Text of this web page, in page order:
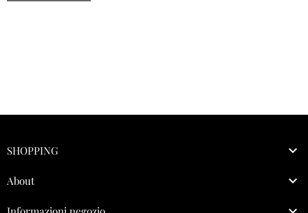
SHOPPING 
About 